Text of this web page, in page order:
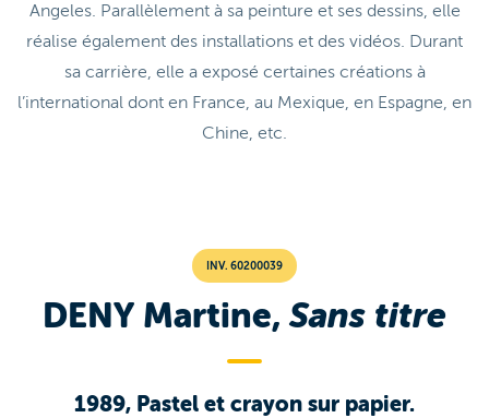
Angeles. Parallèlement à sa peinture et ses dessins, elle
réalise également des installations et des vidéos. Durant
sa carrière, elle a exposé certaines créations à
l’international dont en France, au Mexique, en Espagne, en
Chine, etc.
INV. 60200039
DENY Martine, Sans titre
1989, Pastel et crayon sur papier.